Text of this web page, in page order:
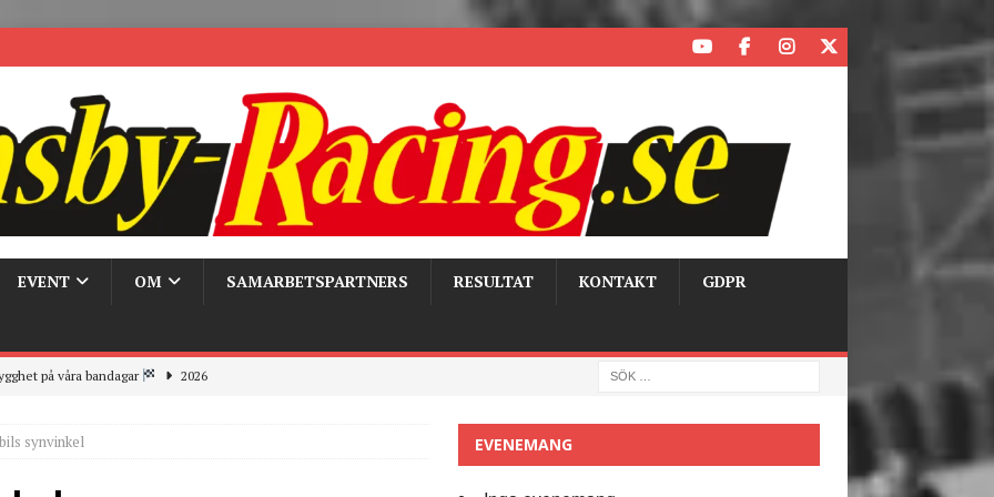
EVENT OM SAMARBETSPARTNERS RESULTAT KONTAKT GDPR
på våra bandagar 2026
the pits 2026
bandagarna 2026, nu blickar vi mot 2027
synvinkel EVENEMANG